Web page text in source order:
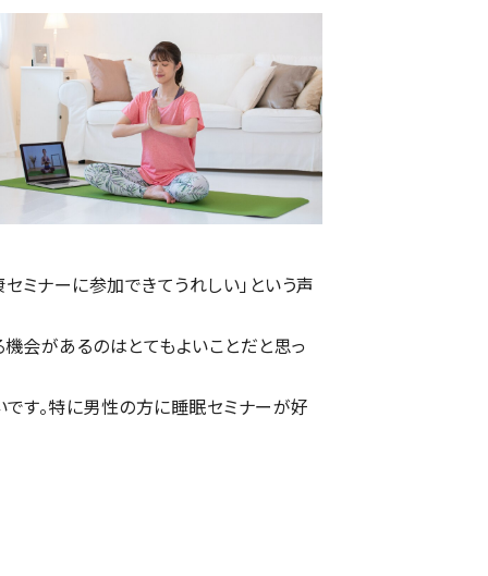
ミナーに参加できてうれしい」という声
会があるのはとてもよいことだと思っ
す。特に男性の方に睡眠セミナーが好